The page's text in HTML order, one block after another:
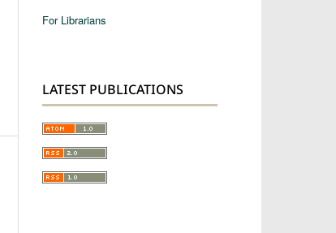
For Librarians
LATEST PUBLICATIONS